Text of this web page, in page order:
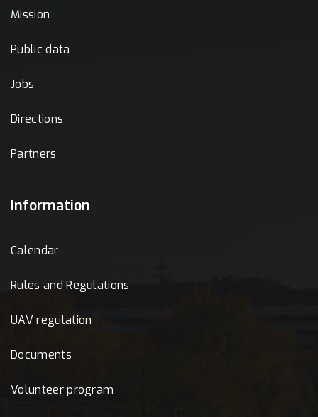
Mission
Public data
Jobs
Directions
Partners
Information
Calendar
Rules and Regulations
UAV regulation
Documents
Volunteer program